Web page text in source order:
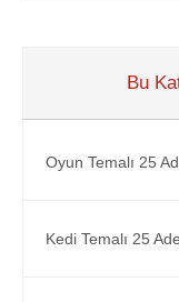
Bu
Oyun Temalı 25
Kedi Temalı 25